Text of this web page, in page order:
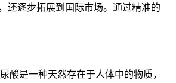
还逐步拓展到国际市场。通过精准的
酸是一种天然存在于人体中的物质，